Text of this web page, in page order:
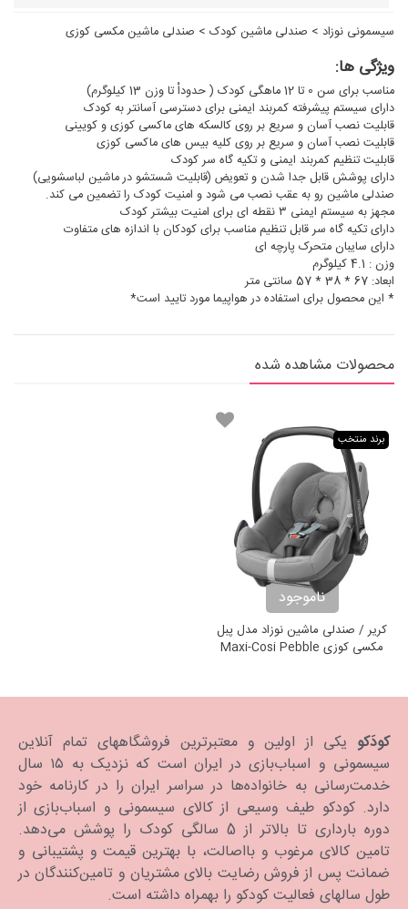
سیسمونی نوزاد > صندلی ماشین کودک > صندلی ماشین مکسی کوزی
ویژگی ها:
مناسب برای سن 0 تا 12 ماهگی کودک ( حدوداْ تا وزن 13 کیلوگرم)
دارای سیستم پیشرفته کمربند ایمنی برای دسترسی آسانتر به کودک
قابلیت نصب آسان و سریع بر روی کالسکه های ماکسی کوزی و کویینی
قابلیت نصب آسان و سریع بر روی کلیه بیس های ماکسی کوزی
قابلیت تنظیم کمربند ایمنی و تکیه گاه سر کودک
دارای پوشش قابل جدا شدن و تعویض (قابلیت شستشو در ماشین لباسشویی)
صندلی ماشین رو به عقب نصب می شود و امنیت کودک را تضمین می کند.
مجهز به سیستم ایمنی ۳ نقطه ای برای امنیت بیشتر کودک
دارای تکیه گاه سر قابل تنظیم مناسب برای کودکان با اندازه های متفاوت
دارای سایبان متحرک پارچه ای
وزن : 4.1 کیلوگرم
ابعاد: 67 * 38 * 57 سانتی متر
* این محصول برای استفاده در هواپیما مورد تایید است*
محصولات مشاهده شده
برند منتخب
ناموجود
کریر / صندلی ماشین نوزاد مدل پبل
مکسی کوزی Maxi-Cosi Pebble
کودَکو یکی از اولین و معتبرترین فروشگاههای تمام آنلاین
سیسمونی و اسباب‌بازی در ایران است که نزدیک به ۱۵ سال
خدمت‌رسانی به خانواده‌ها در سراسر ایران را در کارنامه خود
دارد. كودكو طیف وسیعی از کالای سیسمونی و اسباب‌بازی از
دوره بارداری تا بالاتر از 5 سالگی کودک را پوشش می‌دهد.
تامین کالای مرغوب و بااصالت، با بهترین قیمت و پشتیبانی و
ضمانت پس از فروش رضایت بالای مشتریان و تامین‌کنندگان در
طول سالهای فعالیت کودکو را بهمراه داشته است.